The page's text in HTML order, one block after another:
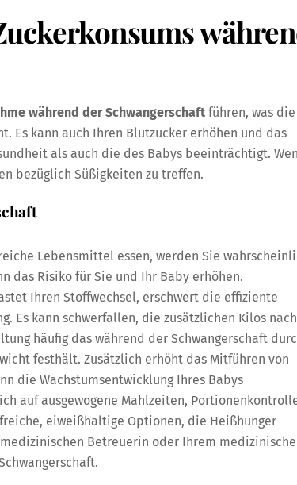
während der Schwangerschaft führen, was die
Es kann auch Ihren Blutzucker erhöhen und das
als auch die des Babys beeinträchtigt.
bezüglich Süßigkeiten zu treffen.
Lebensmittel essen, werden Sie
das Risiko für Sie und Ihr Baby erhöhen.
Ihren Stoffwechsel, erschwert die effiziente
Es kann schwerfallen, die zusätzlichen Kilos nach
häufig das während der Schwangerschaft
festhält. Zusätzlich erhöht das Mitführen von
die Wachstumsentwicklung Ihres Babys
auf ausgewogene Mahlzeiten,
eiweißhaltige Optionen, die Heißhunger
Betreuerin oder Ihrem